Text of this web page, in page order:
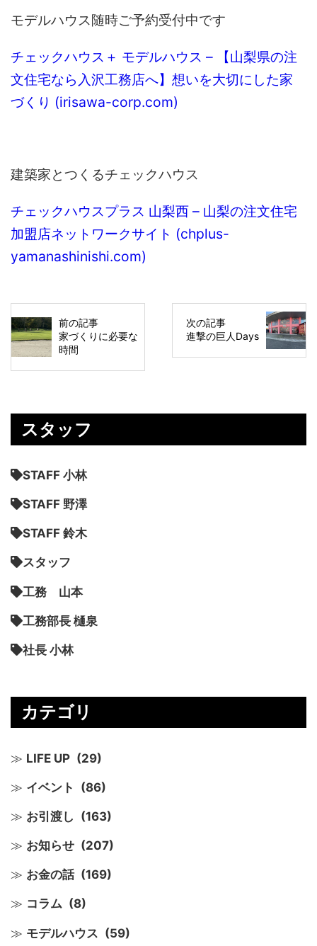
モデルハウス随時ご予約受付中です
チェックハウス＋ モデルハウス – 【山梨県の注
文住宅なら入沢工務店へ】想いを大切にした家
づくり (irisawa-corp.com)
建築家とつくるチェックハウス
チェックハウスプラス 山梨西 – 山梨の注文住宅
加盟店ネットワークサイト (chplus-
yamanashinishi.com)
前の記事
家づくりに必要な
時間
次の記事
進撃の巨人Days
スタッフ
STAFF 小林
STAFF 野澤
STAFF 鈴木
スタッフ
工務 山本
工務部長 樋泉
社長 小林
カテゴリ
LIFE UP (29)
イベント (86)
お引渡し (163)
お知らせ (207)
お金の話 (169)
コラム (8)
モデルハウス (59)